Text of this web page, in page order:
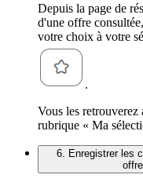
Depuis la page de
d'une offre
votre choix à votre
.
Vous les retrouverez
rubrique « Ma
6. Enregistrer les